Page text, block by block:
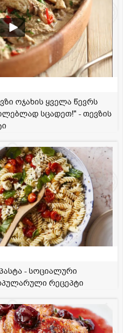
ოჯახის ყველა წევრს
სცადეთ!" - თევზის
- სოციალური
რეცეპტი